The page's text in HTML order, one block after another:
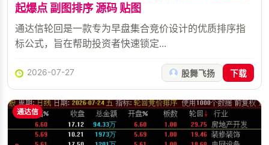
起爆点 副图排序 源码 贴图
通达信轮回是一款专为早盘集合竞价设计的优质排序指
标公式，旨在帮助投资者快速锁定...
2026-07-27 股舞飞扬 下载
通达信